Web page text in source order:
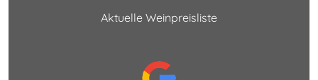
Aktuelle Weinpreisliste